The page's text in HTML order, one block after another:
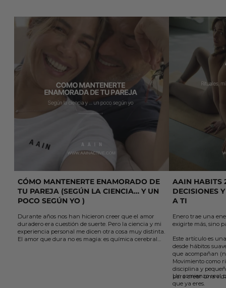
Leer más: Cómo mantenerte enamorado de tu pareja
CÓMO MANTENERTE ENAMORADO DE
TU PAREJA (SEGÚN LA CIENCIA… Y UN
POCO SEGÚN YO )
Durante años nos han hicieron creer que el amor
duradero era cuestión de suerte. Pero la ciencia y mi
experiencia personal me dicen otra cosa muy distinta.
El amor que dura no es magia: es química cerebral
Leer más:
AAIN HABITS
DECISIONES
A TI
Enero trae una
exigirte más, sino
Este artículo es
desde hábitos
que acompañan
Movimiento como
disciplina y
para crear una
Un comienzo real,
que ya eres.